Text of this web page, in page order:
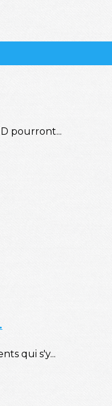
pourront...
qui s'y...